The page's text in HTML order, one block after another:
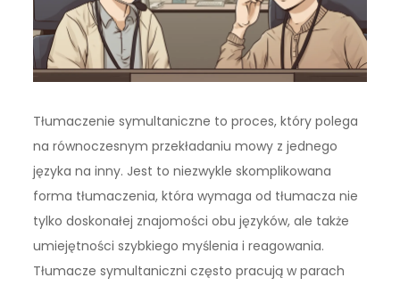
Tłumaczenie symultaniczne to proces, który polega
na równoczesnym przekładaniu mowy z jednego
języka na inny. Jest to niezwykle skomplikowana
forma tłumaczenia, która wymaga od tłumacza nie
tylko doskonałej znajomości obu języków, ale także
umiejętności szybkiego myślenia i reagowania.
Tłumacze symultaniczni często pracują w parach